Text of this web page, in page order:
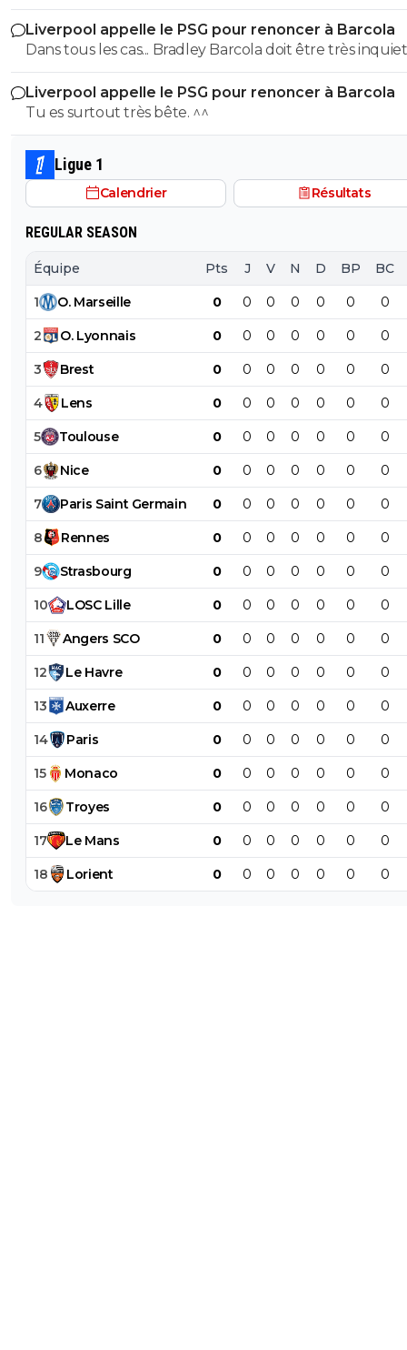
milliard tant que tu y es ! ^^
Liverpool appelle le PSG pour renoncer à Barcola
Dans tous les cas... Bradley Barcola doit être très inquiet.
qui est vraiment compréhensible lorsque l'on sait
le PSG a traiter Kylian Mbappé lorsqu'il avait voulu
PSG.
Liverpool appelle le PSG pour renoncer à Barcola
Tu es surtout très bête. ^^
Ligue 1
Calendrier Résultats
REGULAR SEASON
Équipe Pts J V N D BP BC
1 O. Marseille 0 0 0 0 0 0 0
2 O. Lyonnais 0 0 0 0 0 0 0
3 Brest 0 0 0 0 0 0 0
4 Lens 0 0 0 0 0 0 0
5 Toulouse 0 0 0 0 0 0 0
6 Nice 0 0 0 0 0 0 0
7 Paris Saint Germain 0 0 0 0 0 0 0
8 Rennes 0 0 0 0 0 0 0
9 Strasbourg 0 0 0 0 0 0 0
10 LOSC Lille 0 0 0 0 0 0 0
11 Angers SCO 0 0 0 0 0 0 0
12 Le Havre 0 0 0 0 0 0 0
13 Auxerre 0 0 0 0 0 0 0
14 Paris 0 0 0 0 0 0 0
15 Monaco 0 0 0 0 0 0 0
16 Troyes 0 0 0 0 0 0 0
17 Le Mans 0 0 0 0 0 0 0
18 Lorient 0 0 0 0 0 0 0